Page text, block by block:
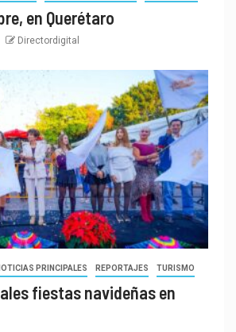
en Querétaro
Directordigital
PRINCIPALES REPORTAJES TURISMO
fiestas navideñas en